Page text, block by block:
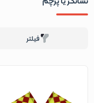
فیلتر